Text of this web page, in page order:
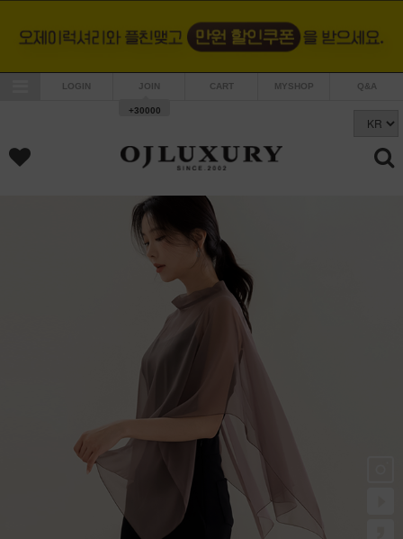
LOGIN JOIN
+30000
CART MYSHOP Q&A